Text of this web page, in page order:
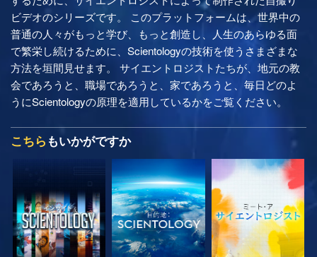
ビデオのシリーズです。 このプラットフォームは、世界中の
普通の人々がもっと学び、もっと創造し、人生のあらゆる面
で繁栄し続けるために、Scientologyの技術を使うさまざまな
方法を垣間見せます。 サイエントロジストたちが、地元の教
会であろうと、職場であろうと、家であろうと、毎日どのよ
うにScientologyの原理を適用しているかをご覧ください。
こちら もいかがですか